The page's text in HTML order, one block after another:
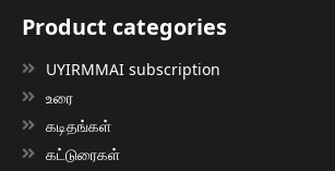
Product categories
UYIRMMAI subscription
உரை
கடிதங்கள்
கட்டுரைகள்